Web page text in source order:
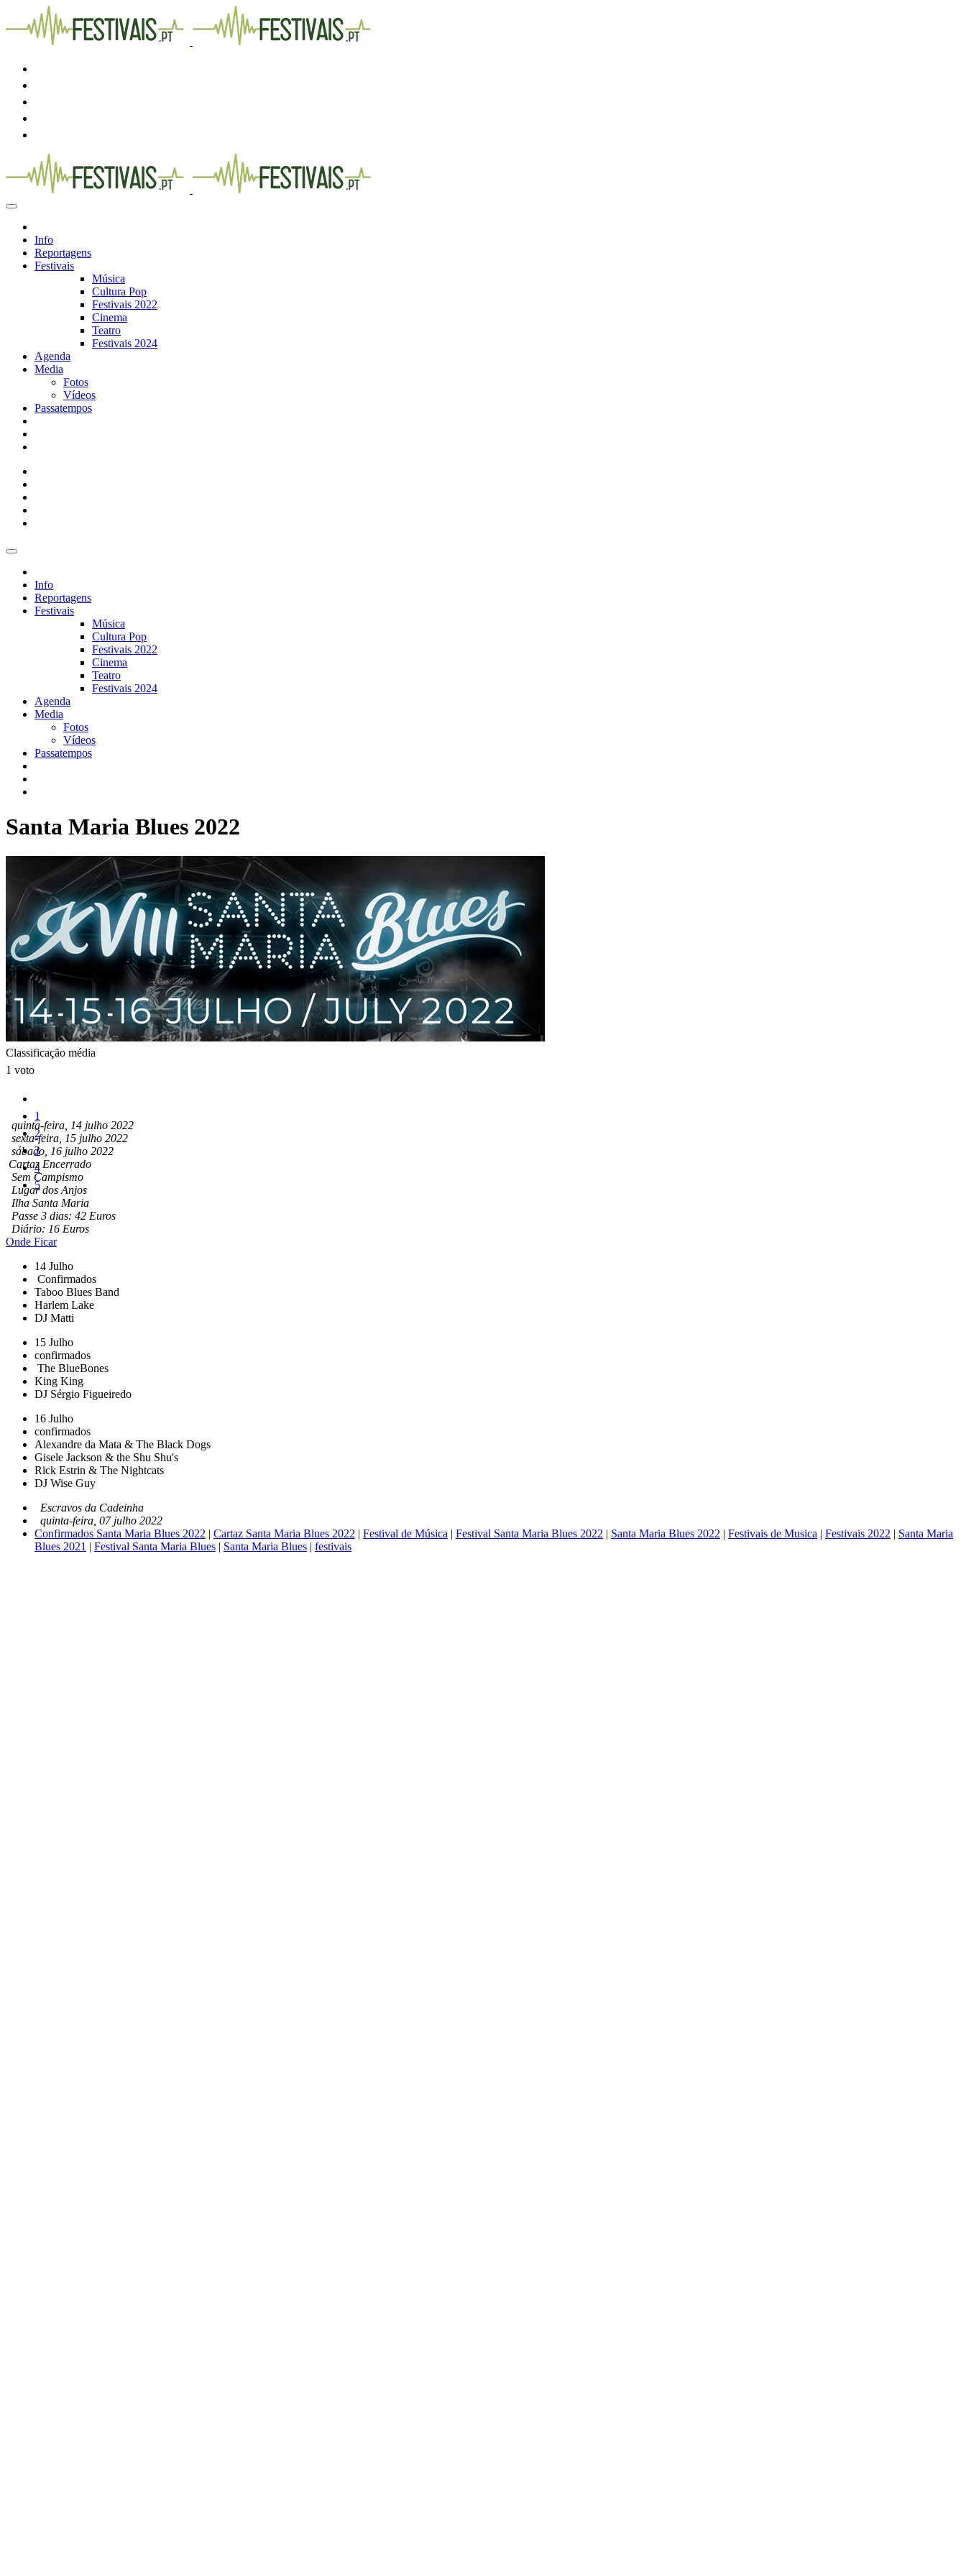
Info
Reportagens
Festivais
Música
Cultura Pop
Festivais 2022
Cinema
Teatro
Festivais 2024
Agenda
Media
Fotos
Vídeos
Passatempos
Info
Reportagens
Festivais
Música
Cultura Pop
Festivais 2022
Cinema
Teatro
Festivais 2024
Agenda
Media
Fotos
Vídeos
Passatempos
Santa Maria Blues 2022
Classificação média
1 voto
1
2
3
4
5
quinta-feira, 14 julho 2022
sexta-feira, 15 julho 2022
sábado, 16 julho 2022
Cartaz Encerrado
Sem Campismo
Lugar dos Anjos
Ilha Santa Maria
Passe 3 dias: 42 Euros
Diário: 16 Euros
Onde Ficar
14 Julho
Confirmados
Taboo Blues Band
Harlem Lake
DJ Matti
15 Julho
confirmados
The BlueBones
King King
DJ Sérgio Figueiredo
16 Julho
confirmados
Alexandre da Mata & The Black Dogs
Gisele Jackson & the Shu Shu's
Rick Estrin & The Nightcats
DJ Wise Guy
Escravos da Cadeinha
quinta-feira, 07 julho 2022
Confirmados Santa Maria Blues 2022 | Cartaz Santa Maria Blues 2022 | Festival de Música | Festival Santa Maria Blues 2022 | Santa Maria Blues 2022 | Festivais de Musica | Festivais 2022 | Santa Maria
Blues 2021 | Festival Santa Maria Blues | Santa Maria Blues | festivais